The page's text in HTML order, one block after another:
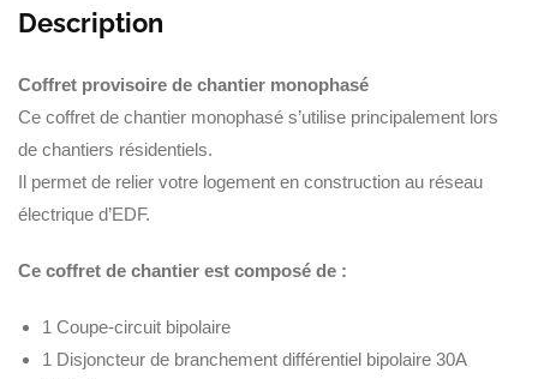
Description
Coffret provisoire de chantier monophasé
Ce coffret de chantier monophasé s’utilise principalement lors
de chantiers résidentiels.
Il permet de relier votre logement en construction au réseau
électrique d’EDF.
Ce coffret de chantier est composé de :
1 Coupe-circuit bipolaire
1 Disjoncteur de branchement différentiel bipolaire 30A